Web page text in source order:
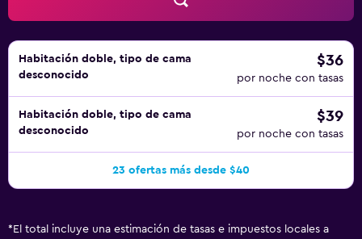
Habitación doble, tipo de cama
desconocido
$36
por noche con tasas
Habitación doble, tipo de cama
desconocido
$39
por noche con tasas
23 ofertas más desde $40
* El total incluye una estimación de tasas e impuestos locales a